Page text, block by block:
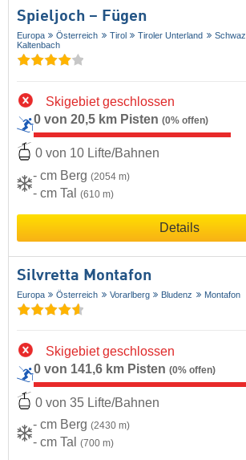
Spieljoch – Fügen
Europa Österreich Tirol Tiroler Unterland Schwaz
Kaltenbach
Skigebiet geschlossen
0 von 20,5 km Pisten (0% offen)
0 von 10 Lifte/Bahnen
- cm Berg (2054 m)
- cm Tal (610 m)
Details
Silvretta Montafon
Europa Österreich Vorarlberg Bludenz Montafon
Skigebiet geschlossen
0 von 141,6 km Pisten (0% offen)
0 von 35 Lifte/Bahnen
- cm Berg (2430 m)
- cm Tal (700 m)